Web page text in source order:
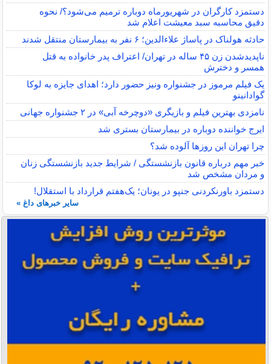
دستمزد کارگران در شهریورماه دوباره ترمیم می‌شود؟/ نحوه
دقیق محاسبه سبد معیشت اعلام شد
حادثه هولناک در پاساژ علاءالدین؛ ۶ نفر به بیمارستان منتقل شدند
ناپدیدشدن زن ۴۵ ساله در تهران/ اعتراف پدر خانواده به قتل
همسر و دخترش
یک فیلم مرموز در جشنواره ونیز حضور دارد؛ اهدای جایزه به لوکا
گوادانینو
نامزدی بهترین فیلم و بازیگری «دوچرخه آبی» در ۲ جشنواره جهانی
ایرج خواننده دوباره در بیمارستان بستری شد
چرا تهران این روزها آلوده شد؟
خبر مهم درباره قانون بازنشستگی / شرایط جدید بازنشستگی زنان
و مردان مشخص شد
دستمزد باورنکردنی جنپو در یونان؛ یک‌هفتم قرارداد با استقلال!
سایر خبرهای داغ »